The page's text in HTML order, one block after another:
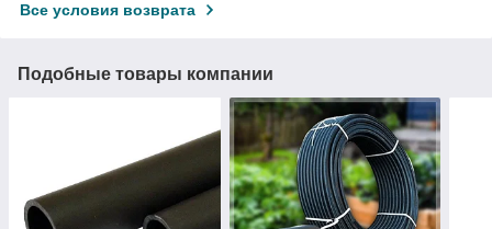
Все условия возврата
Подобные товары компании